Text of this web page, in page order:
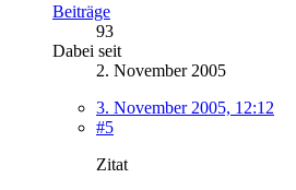
Beiträge
93
Dabei seit
2. November 2005
3. November 2005, 12:12
#5
Zitat